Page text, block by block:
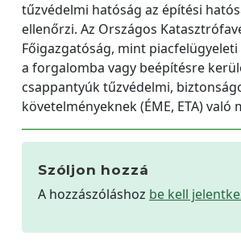
tűzvédelmi hatóság az építési
ellenőrzi. Az Országos
Főigazgatóság, mint
a forgalomba vagy beépítésre
csappantyúk tűzvédelmi,
követelményeknek (ÉME, ETA) való
Szóljon hozzá
A hozzászóláshoz be kell